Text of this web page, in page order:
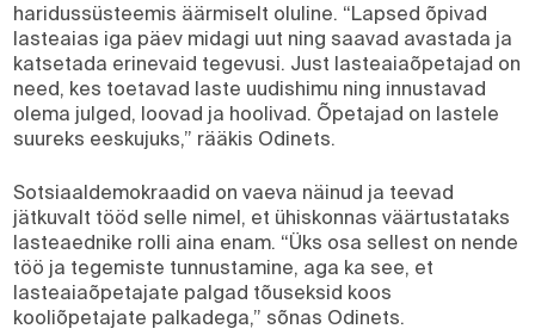
haridussüsteemis äärmiselt oluline. “Lapsed õpivad
lasteaias iga päev midagi uut ning saavad avastada ja
katsetada erinevaid tegevusi. Just lasteaiaõpetajad on
need, kes toetavad laste uudishimu ning innustavad
olema julged, loovad ja hoolivad. Õpetajad on lastele
suureks eeskujuks,” rääkis Odinets.
Sotsiaaldemokraadid on vaeva näinud ja teevad
jätkuvalt tööd selle nimel, et ühiskonnas väärtustataks
lasteaednike rolli aina enam. “Üks osa sellest on nende
töö ja tegemiste tunnustamine, aga ka see, et
lasteaiaõpetajate palgad tõuseksid koos
kooliõpetajate palkadega,” sõnas Odinets.